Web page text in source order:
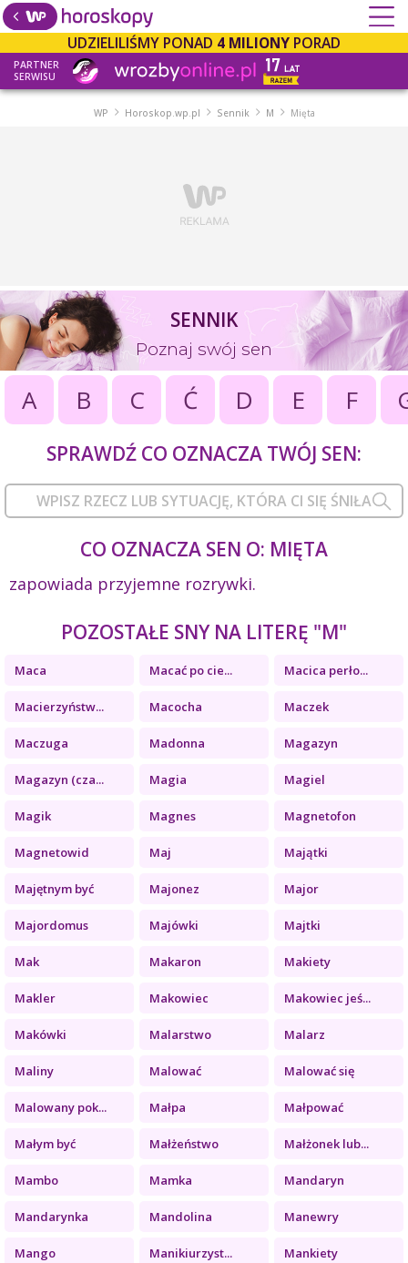
UDZIELILIŚMY PONAD 4 MILIONY PORAD
PARTNER
SERWISU
WP Horoskop.wp.pl Sennik M Mięta
SENNIK
Poznaj swój sen
A B C Ć D E F
SPRAWDŹ CO OZNACZA TWÓJ SEN:
CO OZNACZA SEN O: MIĘTA
zapowiada przyjemne rozrywki.
POZOSTAŁE SNY NA LITERĘ "M"
Maca Macać po cie... Macica perło...
Macierzyństw... Macocha Maczek
Maczuga Madonna Magazyn
Magazyn (cza... Magia Magiel
Magik Magnes Magnetofon
Magnetowid Maj Majątki
Majętnym być Majonez Major
Majordomus Majówki Majtki
Mak Makaron Makiety
Makler Makowiec Makowiec jeś...
Makówki Malarstwo Malarz
Maliny Malować Malować się
Malowany pok... Małpa Małpować
Małym być Małżeństwo Małżonek lub...
Mambo Mamka Mandaryn
Mandarynka Mandolina Manewry
Mango Manikiurzyst... Mankiety